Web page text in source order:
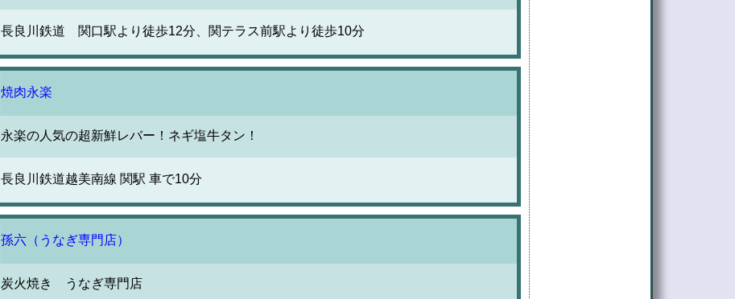
長良川鉄道 関口駅より徒歩12分、関テラス前駅より徒歩10分
焼肉永楽
永楽の人気の超新鮮レバー！ネギ塩牛タン！
長良川鉄道越美南線 関駅 車で10分
孫六（うなぎ専門店）
炭火焼き うなぎ専門店